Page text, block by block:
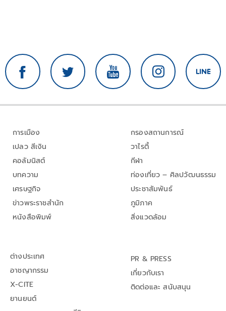
การเมือง
เปลว สีเงิน
คอลัมนิสต์
บทความ
เศรษฐกิจ
ข่าวพระราชสำนัก
หนังสือพิมพ์
กรองสถานการณ์
วาไรตี้
กีฬา
ท่องเที่ยว – ศิลปวัฒนธรรม
ประชาสัมพันธ์
ภูมิภาค
สิ่งแวดล้อม
ต่างประเทศ
อาชญากรรม
X-CITE
ยานยนต์
PR & PRESS
เกี่ยวกับเรา
ติดต่อและ สนับสนุน